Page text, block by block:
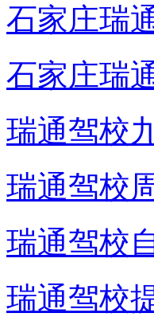
石家庄瑞
石家庄瑞
瑞通驾校
瑞通驾校
瑞通驾校
瑞通驾校